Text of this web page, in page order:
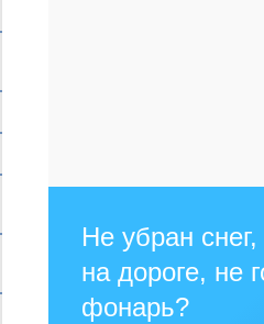
Не убран
на дороге, не
фонарь?